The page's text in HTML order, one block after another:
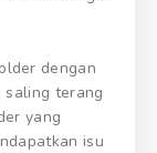
dengan
saling terang
yang
isu